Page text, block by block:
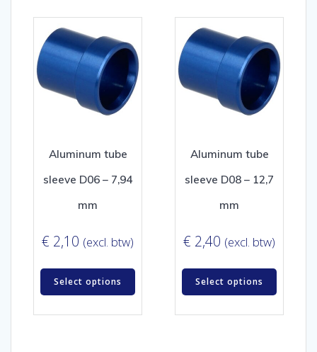
Aluminum tube
sleeve D06 – 7,94
mm
€ 2,10 (excl. btw)
Select options
Aluminum tube
sleeve D08 – 12,7
mm
€ 2,40 (excl. btw)
Select options